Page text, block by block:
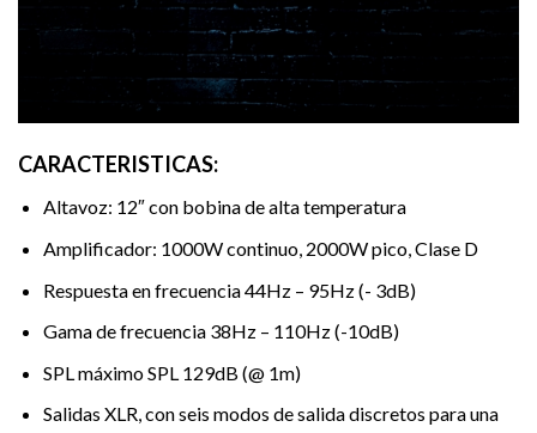
CARACTERISTICAS:
Altavoz: 12″ con bobina de alta temperatura
Amplificador: 1000W continuo, 2000W pico, Clase D
Respuesta en frecuencia 44Hz – 95Hz (- 3dB)
Gama de frecuencia 38Hz – 110Hz (-10dB)
SPL máximo SPL 129dB (@ 1m)
Salidas XLR, con seis modos de salida discretos para una